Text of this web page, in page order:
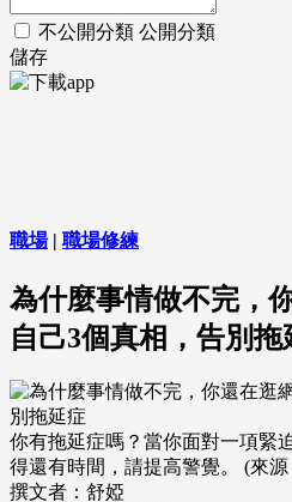
不公開分類 公開分類
儲存
職場| 職場修練
為什麼事情做不完，
自己3個真相，告別拖
你有拖延症嗎？當你面對一項緊
得還有時間，請提高警覺。 (來源
撰文者：舒婭